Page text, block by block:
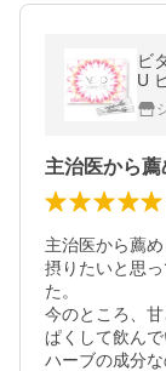
ビ
U
サ
主治医から薦
摂りたいと思
た。
今のところ、
ぱくして飲んで
ハーブの成分